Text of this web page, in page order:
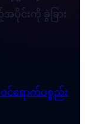
င်းကို ခွဲခြား
ဝင်ရောက်ပစ္စည်း